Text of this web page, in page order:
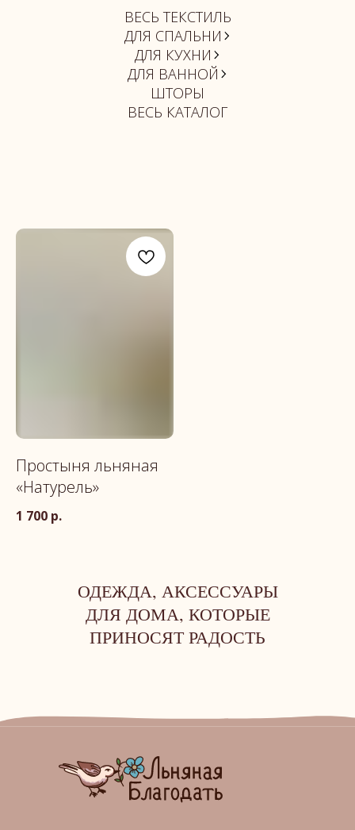
ВЕСЬ ТЕКСТИЛЬ
ДЛЯ СПАЛЬНИ
ДЛЯ КУХНИ
ДЛЯ ВАННОЙ
ШТОРЫ
ВЕСЬ КАТАЛОГ
Простыня льняная
«Натурель»
1 700 р.
ОДЕЖДА, АКСЕССУАРЫ
ДЛЯ ДОМА, КОТОРЫЕ
ПРИНОСЯТ РАДОСТЬ